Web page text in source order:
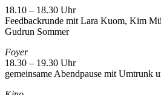
18.10 – 18.30 Uhr
Feedbackrunde mit Lara Kuom, Kim
Gudrun Sommer
Foyer
18.30 – 19.30 Uhr
gemeinsame Abendpause mit Umtrunk